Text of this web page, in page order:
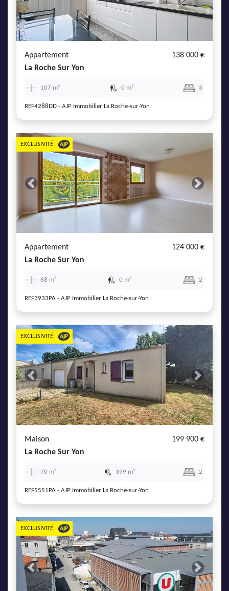
Appartement
138 000 €
La Roche Sur Yon
107 m² 0 m² 3
REF4288DD - AJP Immobilier La Roche-sur-Yon
Previous Next
EXCLUSIVITÉ
Appartement
124 000 €
La Roche Sur Yon
68 m² 0 m² 2
REF3933PA - AJP Immobilier La Roche-sur-Yon
Previous Next
EXCLUSIVITÉ
Maison
199 900 €
La Roche Sur Yon
70 m² 399 m² 2
REF5551PA - AJP Immobilier La Roche-sur-Yon
Previous Next
EXCLUSIVITÉ